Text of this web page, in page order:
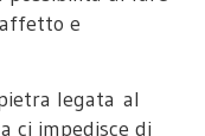
e
legata al
ci impedisce di